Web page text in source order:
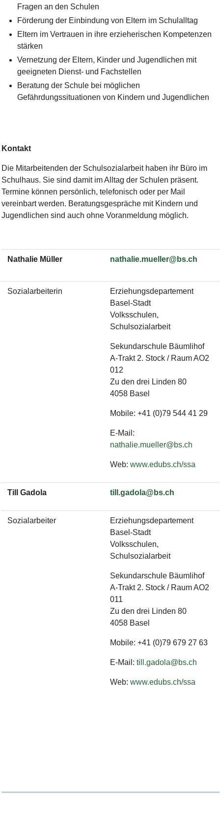
Fragen an den Schulen
Förderung der Einbindung von Eltern im Schulalltag
Eltern im Vertrauen in ihre erzieherischen Kompetenzen
stärken
Vernetzung der Eltern, Kinder und Jugendlichen mit
geeigneten Dienst- und Fachstellen
Beratung der Schule bei möglichen
Gefährdungssituationen von Kindern und Jugendlichen
Kontakt
Die Mitarbeitenden der Schulsozialarbeit haben ihr Büro im
Schulhaus. Sie sind damit im Alltag der Schulen präsent.
Termine können persönlich, telefonisch oder per Mail
vereinbart werden. Beratungsgespräche mit Kindern und
Jugendlichen sind auch ohne Voranmeldung möglich.
Nathalie Müller nathalie.mueller@bs.ch
Sozialarbeiterin
Erziehungsdepartement
Basel-Stadt
Volksschulen,
Schulsozialarbeit
Sekundarschule Bäumlihof
A-Trakt 2. Stock / Raum AO2
012
Zu den drei Linden 80
4058 Basel
Mobile: +41 (0)79 544 41 29
E-Mail:
nathalie.mueller@bs.ch
Web: www.edubs.ch/ssa
Till Gadola till.gadola@bs.ch
Sozialarbeiter
Erziehungsdepartement
Basel-Stadt
Volksschulen,
Schulsozialarbeit
Sekundarschule Bäumlihof
A-Trakt 2. Stock / Raum AO2
011
Zu den drei Linden 80
4058 Basel
Mobile: +41 (0)79 679 27 63
E-Mail: till.gadola@bs.ch
Web: www.edubs.ch/ssa